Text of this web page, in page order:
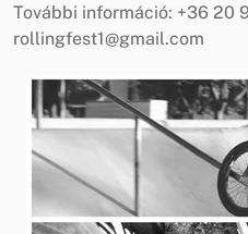
További információ: +36 20
rollingfest1@gmail.com